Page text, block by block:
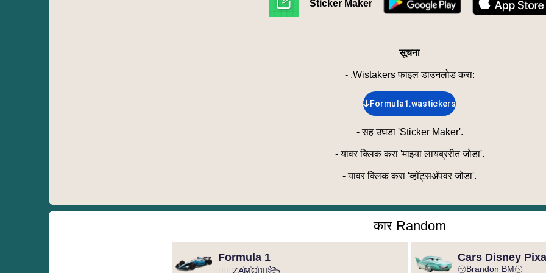
Sticker Maker
सूचना
- .Wistakers फाइल डाउनलोड करा:
Formula1.wastickers
-सह उघडा 'Sticker Maker'.
-यावर क्लिक करा 'माझ्या लायब्ररीत जोडा'.
-यावर क्लिक करा 'व्हॉट्सअ‍ॅपवर जोडा'.
कार Random
Formula 1
꧁⃢⃟ZA꙰M꙰O꙰⃟⃢꧂
Cars Disney
㋡Brandon BM㋡